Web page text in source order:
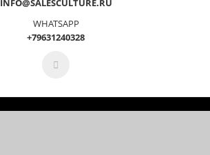
INFO@SALESCULTURE.RU
WHATSAPP
+79631240328